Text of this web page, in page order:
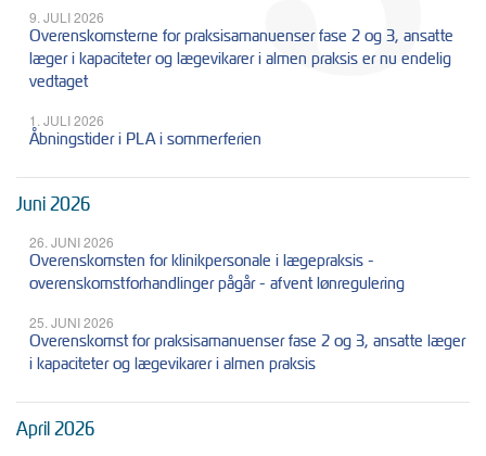
9. JULI 2026
Overenskomsterne for praksisamanuenser fase 2 og 3, ansatte
læger i kapaciteter og lægevikarer i almen praksis er nu endelig
vedtaget
1. JULI 2026
Åbningstider i PLA i sommerferien
Juni 2026
26. JUNI 2026
Overenskomsten for klinikpersonale i lægepraksis -
overenskomstforhandlinger pågår - afvent lønregulering
25. JUNI 2026
Overenskomst for praksisamanuenser fase 2 og 3, ansatte læger
i kapaciteter og lægevikarer i almen praksis
April 2026